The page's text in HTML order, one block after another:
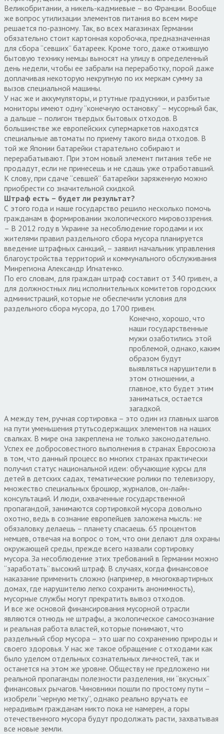
Великобритании, а никель-кадмиевые – во Франции. Вообще
же вопрос утилизации элементов питания во всем мире
решается по-разному. Так, во всех магазинах Германии
обязательно стоит картонная коробочка, предназначенная
для сбора “севших” батареек. Кроме того, даже отжившую
бытовую технику немцы выносят на улицу в определенный
день недели, чтобы ее забрали на переработку, порой даже
доплачивая некоторую некрупную по их меркам сумму за
вызов специальной машины.
У нас же и аккумуляторы, и ртутные градусники, и разбитые
мониторы имеют одну “конечную остановку” – мусорный бак,
а дальше – полигон твердых бытовых отходов. В
большинстве же европейских супермаркетов находятся
специальные автоматы по приему такого вида отходов. В
той же Японии батарейки старательно собирают и
перерабатывают. При этом новый элемент питания тебе не
продадут, если не принесешь и не сдашь уже отработавший.
К слову, при сдаче “севшей” батарейки заряженную можно
приобрести со значительной скидкой.
Штраф есть – будет ли результат?
С этого года и наше государство решило несколько помочь
гражданам в формировании экологического мировоззрения.
– В 2012 году в Украине за несоблюдение городами и их
жителями правил раздельного сбора мусора планируется
введение штрафных санкций, – заявил начальник управления
благоустройства территорий и коммунального обслуживания
Минрегиона Александр Игнатенко.
По его словам, для граждан штраф составит от 340 гривен, а
для должностных лиц исполнительных комитетов городских
администраций, которые не обеспечили условия для
раздельного сбора мусора, до 1700 гривен.
Конечно, хорошо, что
наши государственные
мужи озаботились этой
проблемой, однако, каким
образом будут
выявляться нарушители в
этом отношении, а
главное, кто будет этим
заниматься, остается
загадкой.
А между тем, ручная сортировка – это один из главных шагов
на пути уменьшения ртутьсодержащих элементов на наших
свалках. В мире она закреплена не только законодательно.
Успех ее добросовестного выполнения в странах Евросоюза
в том, что данный процесс во многих странах практически
получил статус национальной идеи: обучающие курсы для
детей в детских садах, тематические ролики по телевизору,
множество специальных брошюр, журналов, он-лайн-
консультаций. И люди, охваченные государственной
пропагандой, занимаются сортировкой мусора довольно
охотно, ведь в сознание европейцев заложена мысль: не
обязаловку делаешь – планету спасаешь. 65 процентов
немцев, отвечая на вопрос о том, что они делают для охраны
окружающей среды, прежде всего назвали сортировку
мусора. За несоблюдение этих требований в Германии можно
“заработать” высокий штраф. В случаях, когда финансовое
наказание применить сложно (например, в многоквартирных
домах, где нарушителю легко сохранить анонимность),
мусорные службы могут прекратить вывоз отходов.
И все же основой финансирования мусорной отрасли
являются отнюдь не штрафы, а экологическое самосознание
и реальная работа властей, которые понимают, что
раздельный сбор мусора – это шаг по сохранению природы и
своего здоровья. У нас же такое обращение с отходами как
было уделом отдельных сознательных личностей, так и
останется на этом же уровне. Обществу не предложено ни
реальной пропаганды полезности разделения, ни “вкусных”
финансовых рычагов. Чиновники пошли по простому пути –
изобрели “черную метку”, однако реально вручать ее
нерадивым гражданам никто пока не намерен, а горы
отечественного мусора будут продолжать расти, захватывая
все новые земли.